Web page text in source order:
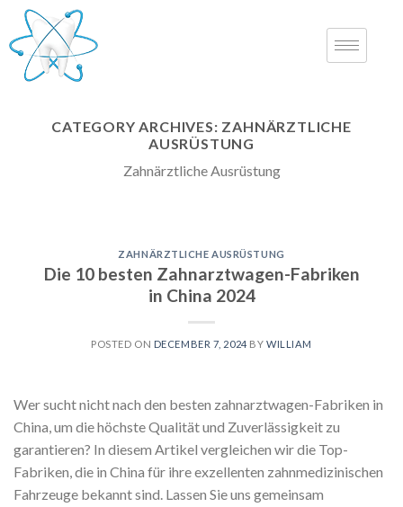
CATEGORY ARCHIVES: ZAHNÄRZTLICHE
AUSRÜSTUNG
Zahnärztliche Ausrüstung
ZAHNÄRZTLICHE AUSRÜSTUNG
Die 10 besten Zahnarztwagen-Fabriken
in China 2024
POSTED ON DECEMBER 7, 2024 BY WILLIAM
Wer sucht nicht nach den besten zahnarztwagen-Fabriken in
China, um die höchste Qualität und Zuverlässigkeit zu
garantieren? In diesem Artikel vergleichen wir die Top-
Fabriken, die in China für ihre exzellenten zahnmedizinischen
Fahrzeuge bekannt sind. Lassen Sie uns gemeinsam